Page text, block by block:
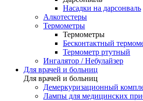
Насадки на дарсонваль
Алкотестеры
Термометры
Термометры
Бесконтактный
Термометр ртутный
Ингалятор / Небулайзер
Для врачей и больниц
Для врачей и больниц
Демеркуризационный
Лампы для медицинских